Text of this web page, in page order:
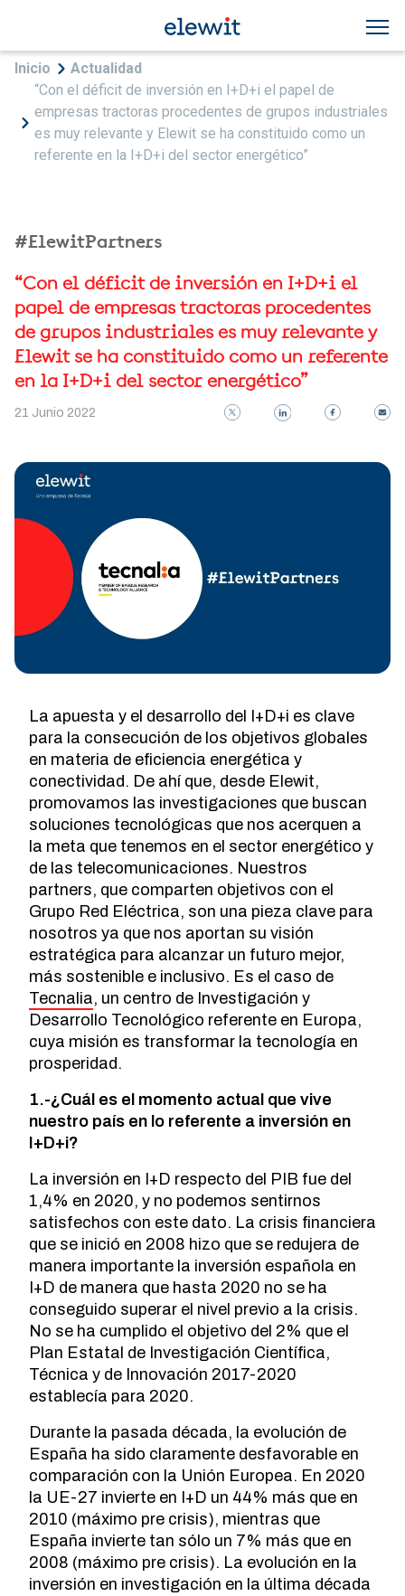
Sobrescribir enlaces de ayuda a la
Inicio
Actualidad
“Con el déficit de inversión en I+D+i el papel de
empresas tractoras procedentes de grupos industriales
es muy relevante y Elewit se ha constituido como un
referente en la I+D+i del sector energético”
#ElewitPartners
“Con el déficit de inversión en I+D+i el
papel de empresas tractoras procedentes
de grupos industriales es muy relevante y
Elewit se ha constituido como un referente
en la I+D+i del sector energético”
21 Junio 2022
La apuesta y el desarrollo del I+D+i es clave
para la consecución de los objetivos globales
en materia de eficiencia energética y
conectividad. De ahí que, desde Elewit,
promovamos las investigaciones que buscan
soluciones tecnológicas que nos acerquen a
la meta que tenemos en el sector energético y
de las telecomunicaciones. Nuestros
partners, que comparten objetivos con el
Grupo Red Eléctrica, son una pieza clave para
nosotros ya que nos aportan su visión
estratégica para alcanzar un futuro mejor,
más sostenible e inclusivo. Es el caso de
Tecnalia, un centro de Investigación y
Desarrollo Tecnológico referente en Europa,
cuya misión es transformar la tecnología en
prosperidad.
1.-¿Cuál es el momento actual que vive
nuestro país en lo referente a inversión en
I+D+i?
La inversión en I+D respecto del PIB fue del
1,4% en 2020, y no podemos sentirnos
satisfechos con este dato. La crisis financiera
que se inició en 2008 hizo que se redujera de
manera importante la inversión española en
I+D de manera que hasta 2020 no se ha
conseguido superar el nivel previo a la crisis.
No se ha cumplido el objetivo del 2% que el
Plan Estatal de Investigación Científica,
Técnica y de Innovación 2017-2020
establecía para 2020.
Durante la pasada década, la evolución de
España ha sido claramente desfavorable en
comparación con la Unión Europea. En 2020
la UE-27 invierte en I+D un 44% más que en
2010 (máximo pre crisis), mientras que
España invierte tan sólo un 7% más que en
2008 (máximo pre crisis). La evolución en la
inversión en investigación en la última década